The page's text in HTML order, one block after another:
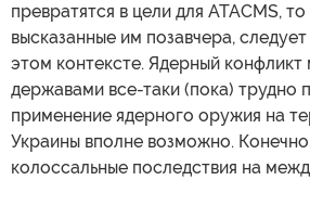
превратятся в цели для ATACMS,
высказанные им позавчера,
этом контексте. Ядерный
державами все-таки (пока) трудно
применение ядерного оружия на
Украины вполне возможно.
колоссальные последствия на